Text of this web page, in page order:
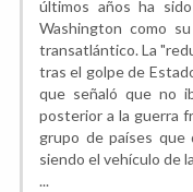
últimos años ha
Washington como
transatlántico. La
tras el golpe de
que señaló que no
posterior a la guerra
grupo de países que
siendo el vehículo de la
...